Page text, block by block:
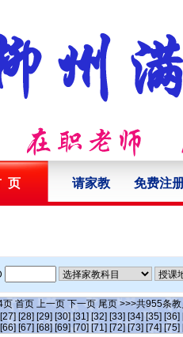
页 请家教 免费注
页 首页 上一页 下一页 尾页 >>>共955条
[27] [28] [29] [30] [31] [32] [33] [34] [35] [36]
[66] [67] [68] [69] [70] [71] [72] [73] [74] [75]